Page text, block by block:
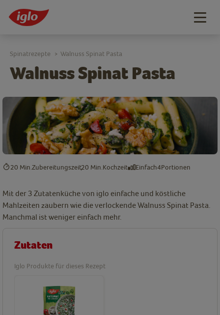
Walnuss Spinat Pasta
Spinatrezepte > Walnuss Spinat Pasta
20 Min. Zubereitungszeit20 Min. Kochzeit Einfach4Portionen
Mit der 3 Zutatenküche von iglo einfache und köstliche
Mahlzeiten zaubern wie die verlockende Walnuss Spinat Pasta.
Manchmal ist weniger einfach mehr.
Zutaten
Iglo Produkte für dieses Rezept